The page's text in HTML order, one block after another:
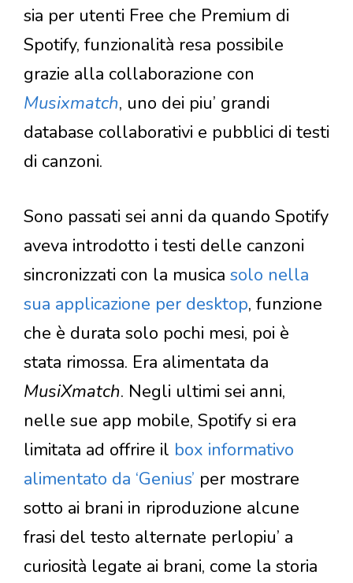
sia per utenti Free che Premium di
Spotify, funzionalità resa possibile
grazie alla collaborazione con
Musixmatch, uno dei piu’ grandi
database collaborativi e pubblici di testi
di canzoni.
Sono passati sei anni da quando Spotify
aveva introdotto i testi delle canzoni
sincronizzati con la musica solo nella
sua applicazione per desktop, funzione
che è durata solo pochi mesi, poi è
stata rimossa. Era alimentata da
MusiXmatch. Negli ultimi sei anni,
nelle sue app mobile, Spotify si era
limitata ad offrire il box informativo
alimentato da ‘Genius’ per mostrare
sotto ai brani in riproduzione alcune
frasi del testo alternate perlopiu’ a
curiosità legate ai brani, come la storia